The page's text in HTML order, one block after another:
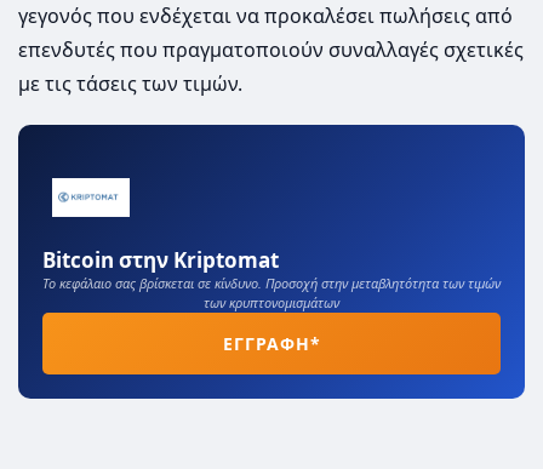
γεγονός που ενδέχεται να προκαλέσει πωλήσεις από
επενδυτές που πραγματοποιούν συναλλαγές σχετικές
με τις τάσεις των τιμών.
Bitcoin στην Kriptomat
Το κεφάλαιο σας βρίσκεται σε κίνδυνο. Προσοχή στην μεταβλητότητα των τιμών
των κρυπτονομισμάτων
ΕΓΓΡΑΦΗ*